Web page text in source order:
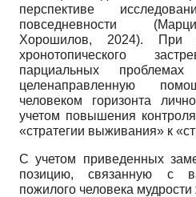
перспективе
повседневности
Хорошилов, 2024). При
хронотопического
парциальных проблемах
целенаправленную
человеком горизонта
учетом повышения
«стратегии выживания» к
С учетом приведенных
позицию, связанную с
пожилого человека мудрости